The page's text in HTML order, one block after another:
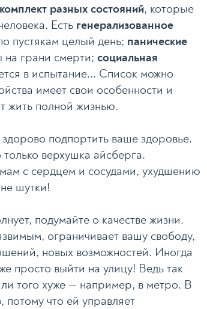
разных состояний, которые
Есть генерализованное
пустякам целый день; панические
на грани смерти;социальная
в испытание... Список можно
имеет свои особенности и
жить полной жизнью.
подпортить ваше здоровье.
верхушка айсберга.
с сердцем и сосудами, ухудшению
шутки!
подумайте о качестве жизни.
ограничивает вашу свободу,
новых возможностей. Иногда
просто выйти на улицу! Ведь так
того хуже — например, в метро. В
потому что ей управляет